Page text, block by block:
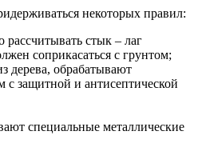
некоторых правил:
рассчитывать стык – лаг
соприкасаться с грунтом;
дерева, обрабатывают
с защитной и антисептической
специальные металлические